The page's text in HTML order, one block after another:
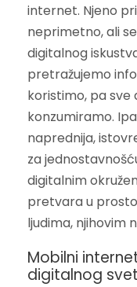
internet. Njeno
neprimetno, ali
digitalnog
pretražujemo
koristimo, pa sve
konzumiramo.
naprednija,
za
digitalnim
pretvara u
ljudima, njihovim
Mobilni
digitalnog